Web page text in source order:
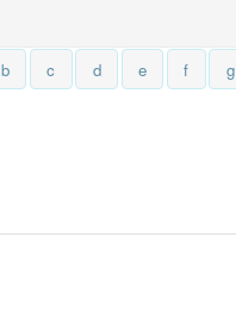
b c d e f g